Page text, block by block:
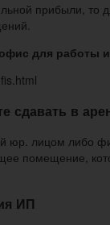
прибыли,
для работы и
сдавать в
лицом либо
помещение,
ИП